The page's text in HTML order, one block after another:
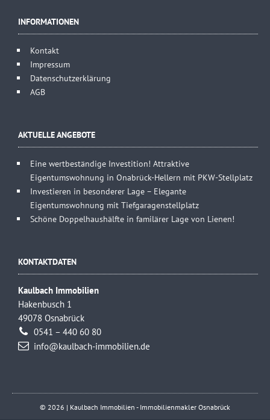
INFORMATIONEN
Kontakt
Impressum
Datenschutzerklärung
AGB
AKTUELLE ANGEBOTE
Eine wertbeständige Investition! Attraktive
Eigentumswohnung in Onabrück-Hellern mit PKW-Stellplatz
Investieren in besonderer Lage – Elegante
Eigentumswohnung mit Tiefgaragenstellplatz
Schöne Doppelhaushälfte in familärer Lage von Lienen!
KONTAKTDATEN
Kaulbach Immobilien
Hakenbusch 1
49078 Osnabrück
0541 – 440 60 80
info@kaulbach-immobilien.de
© 2026 | Kaulbach Immobilien - Immobilienmakler Osnabrück